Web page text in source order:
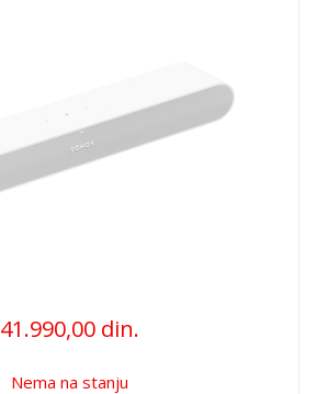
41.990,00 din.
Nema na stanju